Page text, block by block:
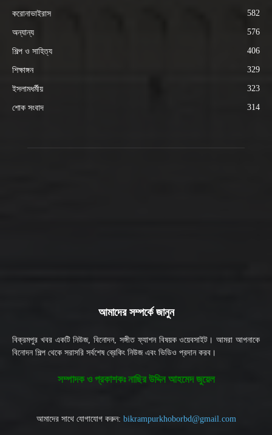
করোনাভাইরাস 582
অন্যান্য 576
শিল্প ও সাহিত্য 406
শিক্ষাঙ্গন 329
ইসলামধর্মীয় 323
শোক সংবাদ 314
আমাদের সম্পর্কে জানুন
বিক্রমপুর খবর একটি নিউজ, বিনোদন, সঙ্গীত ফ্যাশন বিষয়ক ওয়েবসাইট। আমরা আপনাকে
বিনোদন শিল্প থেকে সরাসরি সর্বশেষ ব্রেকিং নিউজ এবং ভিডিও প্রদান করব।
সম্পাদক ও প্রকাশকঃ নাছির উদ্দিন আহমেদ জুয়েল
আমাদের সাথে যোগাযোগ করুন: bikrampurkhoborbd@gmail.com